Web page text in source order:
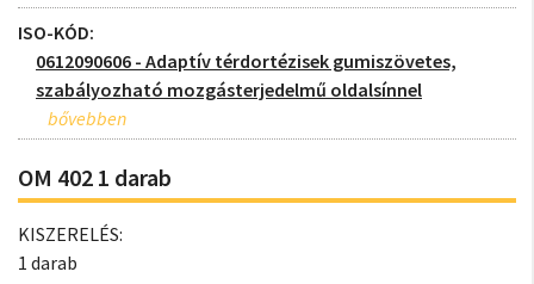
ISO-KÓD:
0612090606 - Adaptív térdortézisek gumiszövetes,
szabályozható mozgásterjedelmű oldalsínnel
OM 402 1 darab
KISZERELÉS:
1 darab